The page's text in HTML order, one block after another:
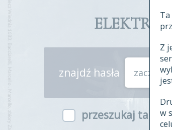
Z
w
znajdź hasła
przeszukaj także